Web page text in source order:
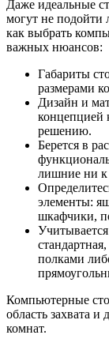
Даже идеальные
могут не подойти
как выбрать
важных нюансов:
Габариты
размерами
Дизайн и
концепцией
решению.
Берется в
лишние ни к
элементы:
шкафчики,
полками
Компьютерные
область захвата
комнат.